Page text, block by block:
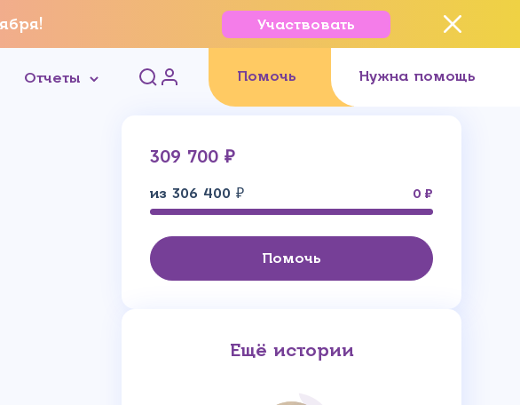
Участвовать
Отчеты Помочь Нужна помощь
309 700 ₽
из 306 400 ₽ 0
Помочь
Ещё истории